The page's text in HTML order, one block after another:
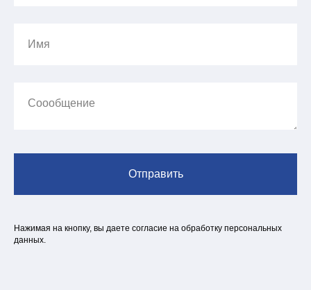
Имя
Соообщение
Отправить
Нажимая на кнопку, вы даете согласие на обработку персональных
данных.